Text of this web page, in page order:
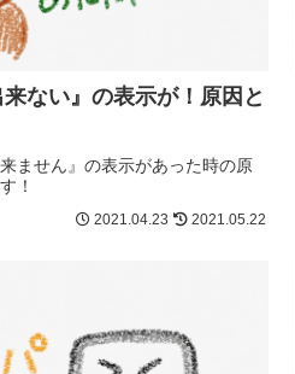
ない』の表示が！原因と
ません』の表示があった時の原
！
2021.04.23 2021.05.22